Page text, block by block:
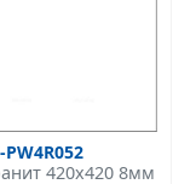
PW4R052
420x420 8мм